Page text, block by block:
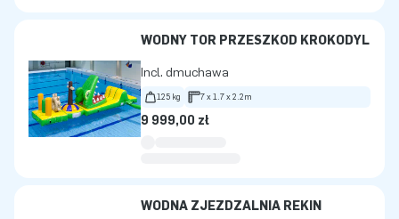
WODNY TOR PRZESZKÓD KROKODYL
Incl. dmuchawa
125 kg 7 x 1.7 x 2.2m
9 999,00 zł
WODNA ZJEŻDŻALNIA REKIN